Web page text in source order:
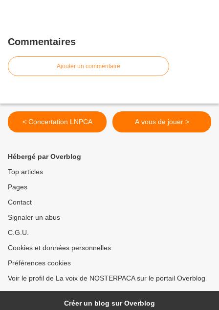
Commentaires
Ajouter un commentaire
< Concertation LNPCA A vous de jouer >
Hébergé par Overblog
Top articles
Pages
Contact
Signaler un abus
C.G.U.
Cookies et données personnelles
Préférences cookies
Voir le profil de La voix de NOSTERPACA sur le portail Overblog
Créer un blog sur Overblog